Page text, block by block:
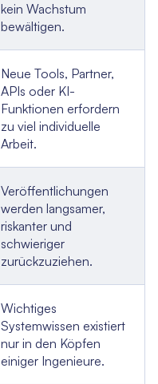
kein Wachstum
bewältigen.
Neue Tools, Partner,
APIs oder KI-
Funktionen erfordern
zu viel individuelle
Arbeit.
Veröffentlichungen
werden langsamer,
riskanter und
schwieriger
zurückzuziehen.
Wichtiges
Systemwissen existiert
nur in den Köpfen
einiger Ingenieure.